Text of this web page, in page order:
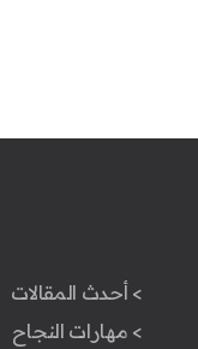
> أحدث المقالات
> مهارات النجاح